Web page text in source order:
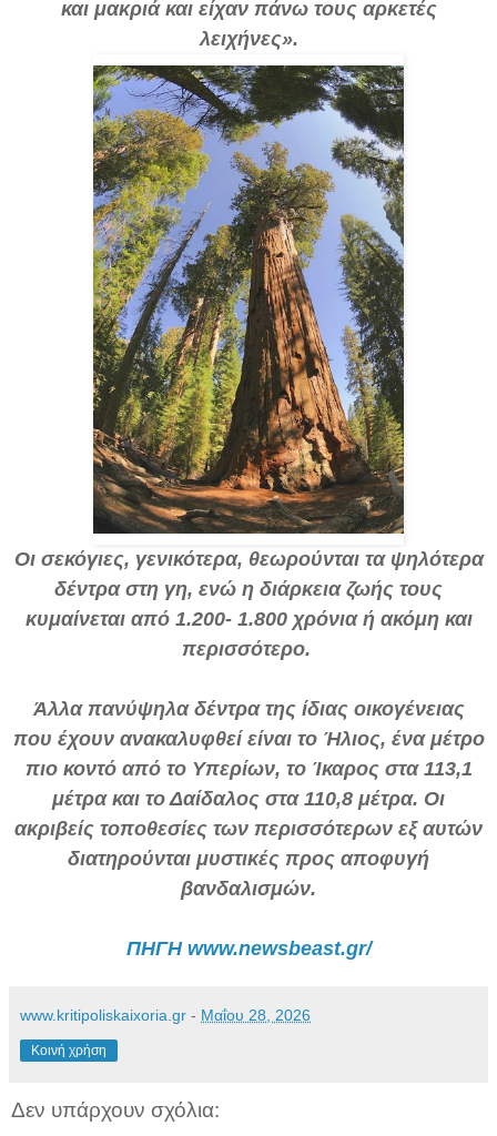
και μακριά και είχαν πάνω τους αρκετές
λειχήνες».
Οι σεκόγιες, γενικότερα, θεωρούνται τα ψηλότερα
δέντρα στη γη, ενώ η διάρκεια ζωής τους
κυμαίνεται από 1.200- 1.800 χρόνια ή ακόμη και
περισσότερο.
Άλλα πανύψηλα δέντρα της ίδιας οικογένειας
που έχουν ανακαλυφθεί είναι το Ήλιος, ένα μέτρο
πιο κοντό από το Υπερίων, το Ίκαρος στα 113,1
μέτρα και το Δαίδαλος στα 110,8 μέτρα. Οι
ακριβείς τοποθεσίες των περισσότερων εξ αυτών
διατηρούνται μυστικές προς αποφυγή
βανδαλισμών.
ΠΗΓΗ www.newsbeast.gr/
www.kritipoliskaixoria.gr - Μαΐου 28, 2026
Κοινή χρήση
Δεν υπάρχουν σχόλια: